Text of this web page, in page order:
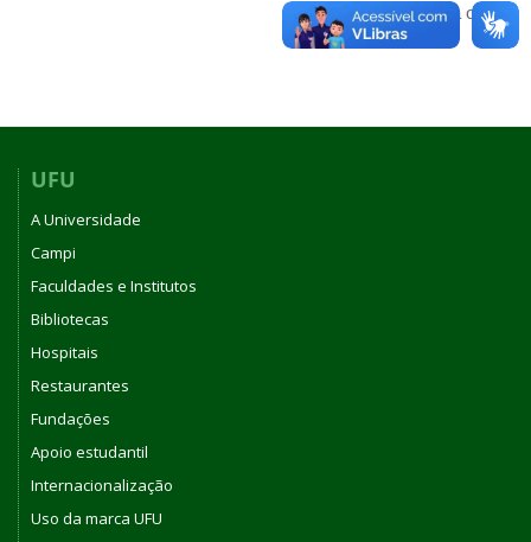
Voltar para o topo
UFU
A Universidade
Campi
Faculdades e Institutos
Bibliotecas
Hospitais
Restaurantes
Fundações
Apoio estudantil
Internacionalização
Uso da marca UFU